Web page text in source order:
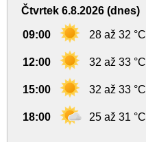
Čtvrtek 6.8.2026 (dnes)
09:00 28 až 32 °C
12:00 32 až 33 °C
15:00 32 až 33 °C
18:00 25 až 31 °C